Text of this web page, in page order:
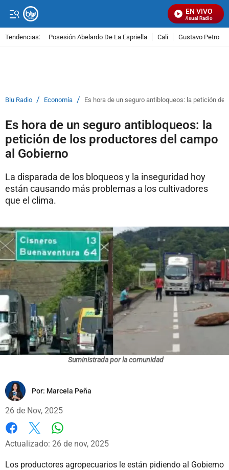
EN VIVO
Señal Visual Radio
Tendencias: Posesión Abelardo De La Espriella Cali Gustavo Petro
Blu Radio / Economía / Es hora de un seguro antibloqueos: la petición
Es hora de un seguro antibloqueos: la
petición de los productores del campo
al Gobierno
La disparada de los bloqueos y la inseguridad hoy
están causando más problemas a los cultivadores
que el clima.
Suministrada por la comunidad
Por: Marcela Peña
26 de Nov, 2025
Facebook
X
Actualizado: 26 de nov, 2025
Los productores agropecuarios le están pidiendo al Gobierno